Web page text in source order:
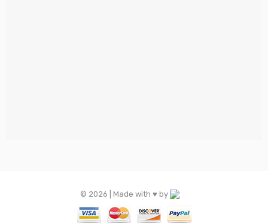
© 2026 | Made with ♥️ by